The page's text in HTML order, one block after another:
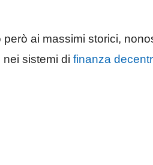
ai massimi storici,
sistemi di finanza